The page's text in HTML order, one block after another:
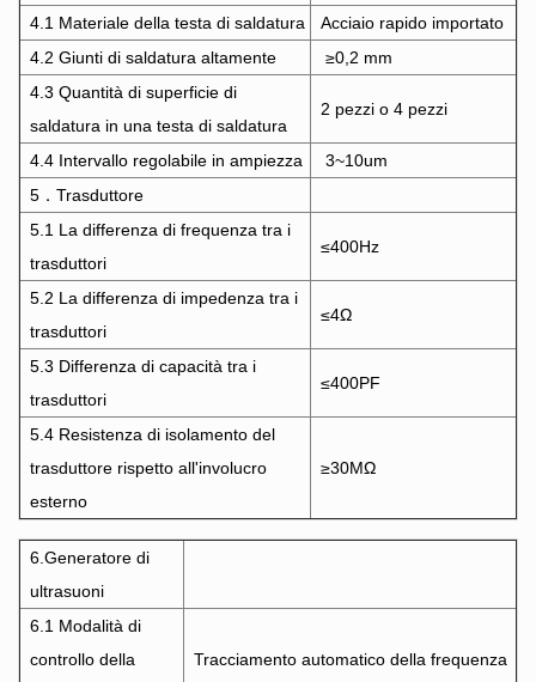
4.1 Materiale della testa di saldatura
Acciaio rapido importato
4.2 Giunti di saldatura altamente
≥0,2 mm
4.3 Quantità di superficie di
saldatura in una testa di saldatura
2 pezzi o 4 pezzi
4.4 Intervallo regolabile in ampiezza
3~10um
5．Trasduttore
5.1 La differenza di frequenza tra i
trasduttori
≤400Hz
5.2 La differenza di impedenza tra i
trasduttori
≤4Ω
5.3 Differenza di capacità tra i
trasduttori
≤400PF
5.4 Resistenza di isolamento del
trasduttore rispetto all'involucro
esterno
≥30MΩ
6.Generatore di
ultrasuoni
6.1 Modalità di
controllo della
Tracciamento automatico della frequenza